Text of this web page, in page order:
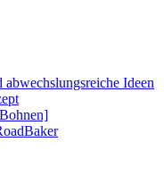
abwechslungsreiche Ideen